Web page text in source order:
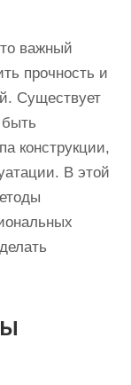
важный
прочность и
Существует
конструкции,
В этой